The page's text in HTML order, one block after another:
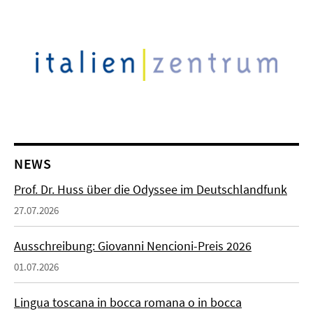
NEWS
Prof. Dr. Huss über die Odyssee im Deutschlandfunk
27.07.2026
Ausschreibung: Giovanni Nencioni-Preis 2026
01.07.2026
Lingua toscana in bocca romana o in bocca